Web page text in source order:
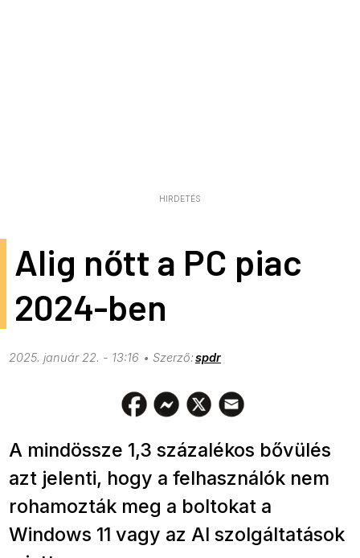
HIRDETÉS
Alig nőtt a PC piac
2024-ben
2025. január 22. - 13:16 spdr
A mindössze 1,3 százalékos bővülés
azt jelenti, hogy a felhasználók nem
rohamozták meg a boltokat a
Windows 11 vagy az AI szolgáltatások